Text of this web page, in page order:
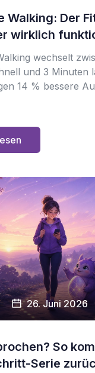
Walking: Der
wirklich
wechselt
und 3 Minuten
14 % bessere
26. Juni 2026
So
Serie